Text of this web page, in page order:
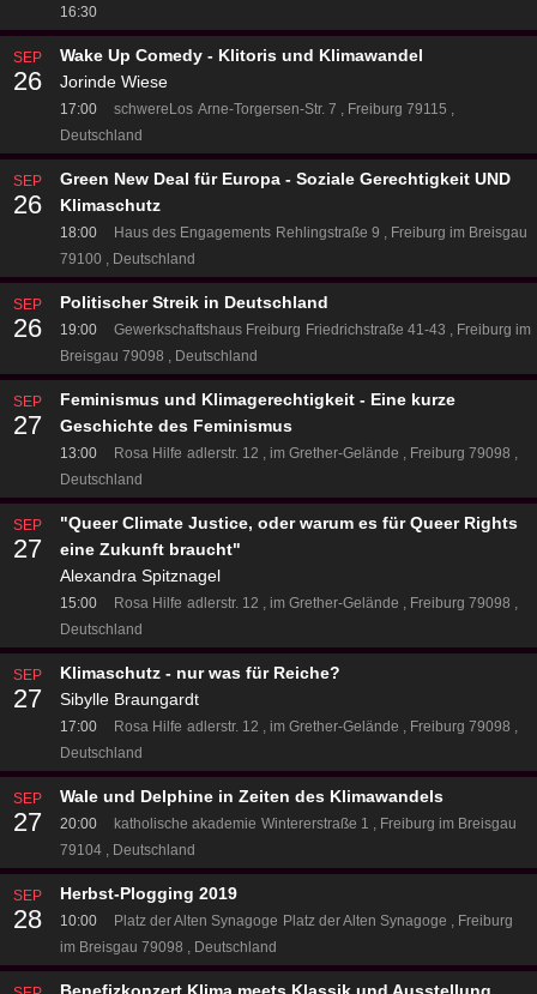
16:30
SEP
26
Wake Up Comedy - Klitoris und Klimawandel
Jorinde Wiese
17:00 schwereLos Arne-Torgersen-Str. 7
Freiburg 79115
Deutschland
SEP
26
Green New Deal für Europa - Soziale Gerechtigkeit UND
Klimaschutz
18:00 Haus des Engagements Rehlingstraße 9
Freiburg im Breisgau
79100
Deutschland
SEP
26
Politischer Streik in Deutschland
19:00 Gewerkschaftshaus Freiburg Friedrichstraße 41-43
Freiburg im
Breisgau 79098
Deutschland
SEP
27
Feminismus und Klimagerechtigkeit - Eine kurze
Geschichte des Feminismus
13:00 Rosa Hilfe adlerstr. 12 im Grether-Gelände
Freiburg 79098
Deutschland
SEP
27
"Queer Climate Justice, oder warum es für Queer Rights
eine Zukunft braucht"
Alexandra Spitznagel
15:00 Rosa Hilfe adlerstr. 12 im Grether-Gelände
Freiburg 79098
Deutschland
SEP
27
Klimaschutz - nur was für Reiche?
Sibylle Braungardt
17:00 Rosa Hilfe adlerstr. 12 im Grether-Gelände
Freiburg 79098
Deutschland
SEP
27
Wale und Delphine in Zeiten des Klimawandels
20:00 katholische akademie Wintererstraße 1
Freiburg im Breisgau
79104
Deutschland
SEP
28
Herbst-Plogging 2019
10:00 Platz der Alten Synagoge Platz der Alten Synagoge
Freiburg
im Breisgau 79098
Deutschland
Benefizkonzert Klima meets Klassik und Ausstellung